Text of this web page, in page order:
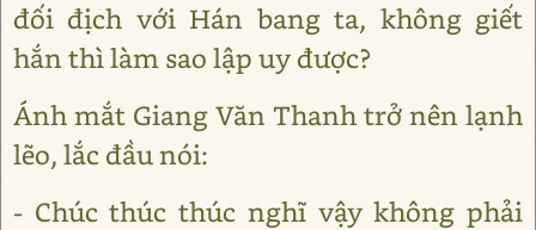
đối địch với Hán bang ta, không giết
hắn thì làm sao lập uy được?
Ánh mắt Giang Văn Thanh trở nên lạnh
lẽo, lắc đầu nói:
- Chúc thúc thúc nghĩ vậy không phải